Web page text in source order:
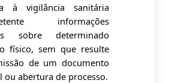
à vigilância sanitária
informações
sobre determinado
físico, sem que resulte
de um documento
ou abertura de processo.